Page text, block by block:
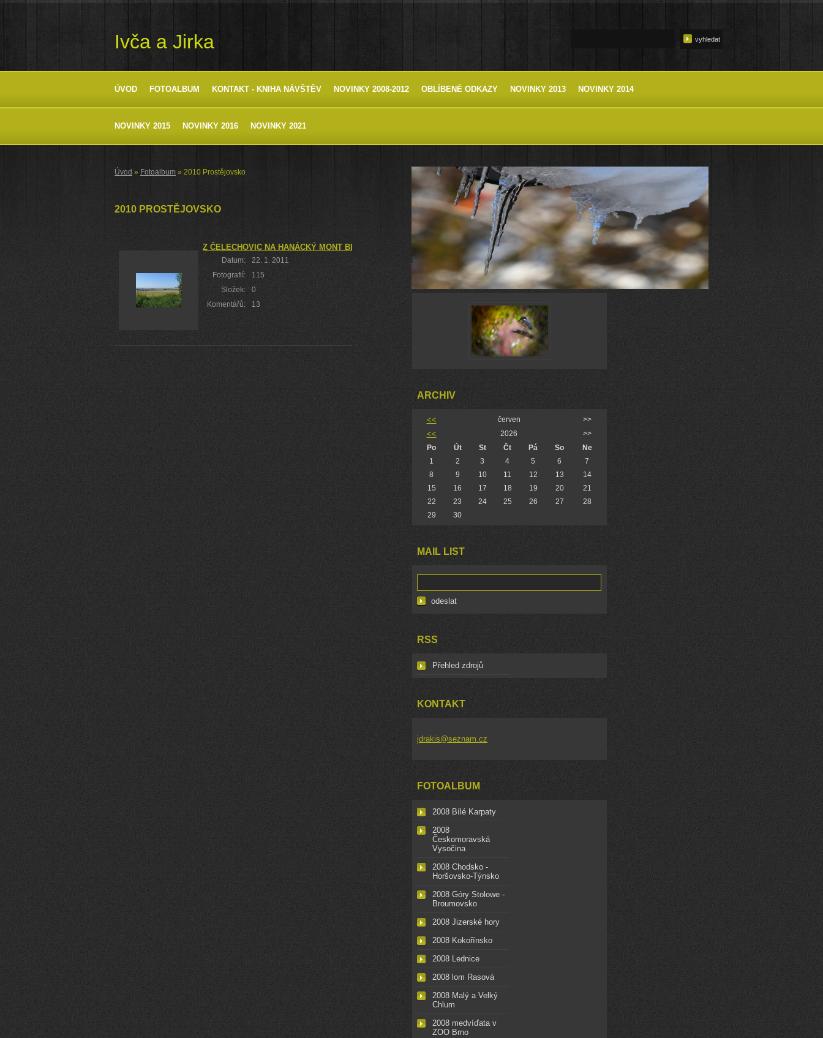
Ivča a Jirka
ÚVOD FOTOALBUM KONTAKT - KNIHA NÁVŠTĚV NOVINKY 2008-2012 OBLÍBENÉ ODKAZY NOVINKY 2013 NOVINKY 2014
NOVINKY 2015 NOVINKY 2016 NOVINKY 2021
Úvod » Fotoalbum » 2010 Prostějovsko
2010 PROSTĚJOVSKO
Z ČELECHOVIC NA HANÁCKÝ MONT BLANC - VELKÝ KOSÍŘ, DO ČECH POD KOSÍŘEM A ZPĚT
Datum:
22. 1. 2011
Fotografií:
115
Složek:
0
Komentářů:
13
ARCHIV
<< červen >>
<< 2026
>>
Po
Út St Čt Pá So
Ne
1
2 3 4 5 6
7
8
9 10 11 12 13
14
15
16 17 18 19 20
21
22
23 24 25 26 27
28
29
30
MAIL LIST
RSS
Přehled zdrojů
KONTAKT
jdrakis@seznam.cz
FOTOALBUM
2008 Bílé Karpaty
2008
Českomoravská
Vysočina
2008 Chodsko -
Horšovsko-Týnsko
2008 Góry Stolowe -
Broumovsko
2008 Jizerské hory
2008 Kokořínsko
2008 Lednice
2008 lom Rasová
2008 Malý a Velký
Chlum
2008 medvíďata v
ZOO Brno